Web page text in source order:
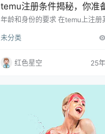
temu注册条件揭秘，你准
吗？
年龄和身份的要求 在temu上注册
岁。这就像在马路上开车，要有
能自己负责自己的消费。如果你是
人，特别是刚上大学或者刚工作
成年人也是有开通权限的方法，
一起注册，但在temu上，还是得
才行。 我之前就有个朋友，她特
未分类
红色星空 25